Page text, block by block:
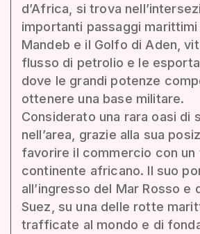
d’Africa, si trova
importanti passaggi
Mandeb e il Golfo di Aden,
flusso di petrolio e le
dove le grandi potenze
ottenere una base militare.
Considerato una rara oasi di
nell’area, grazie alla sua
favorire il commercio con un
continente africano. Il suo
all’ingresso del Mar Rosso e
Suez, su una delle rotte
trafficate al mondo e di